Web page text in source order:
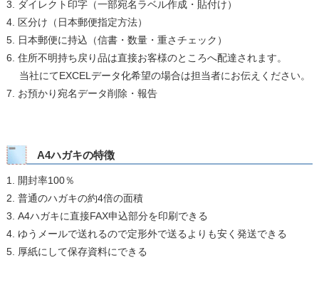
3. ダイレクト印字（一部宛名ラベル作成・貼付け）
4. 区分け（日本郵便指定方法）
5. 日本郵便に持込（信書・数量・重さチェック）
6. 住所不明持ち戻り品は直接お客様のところへ配達されます。
当社にてEXCELデータ化希望の場合は担当者にお伝えください。
7. お預かり宛名データ削除・報告
A4ハガキの特徴
1. 開封率100％
2. 普通のハガキの約4倍の面積
3. A4ハガキに直接FAX申込部分を印刷できる
4. ゆうメールで送れるので定形外で送るよりも安く発送できる
5. 厚紙にして保存資料にできる